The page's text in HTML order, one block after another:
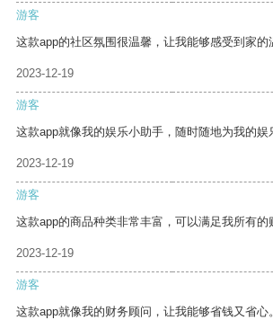
游客
这款app的社区氛围很温馨，让我能够感受到家的
2023-12-19
游客
这款app就像我的娱乐小助手，随时随地为我的娱
2023-12-19
游客
这款app的商品种类非常丰富，可以满足我所有的
2023-12-19
游客
这款app就像我的财务顾问，让我能够省钱又省心。